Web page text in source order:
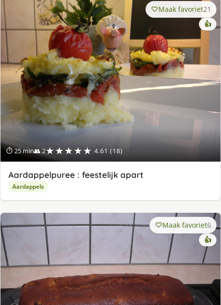
⏱ 25 min👥 2★★★★★ 4.61 (18)
Maak favoriet21
👍
Aardappelpuree : feestelijk apart
Aardappels
Maak favoriet6
👍